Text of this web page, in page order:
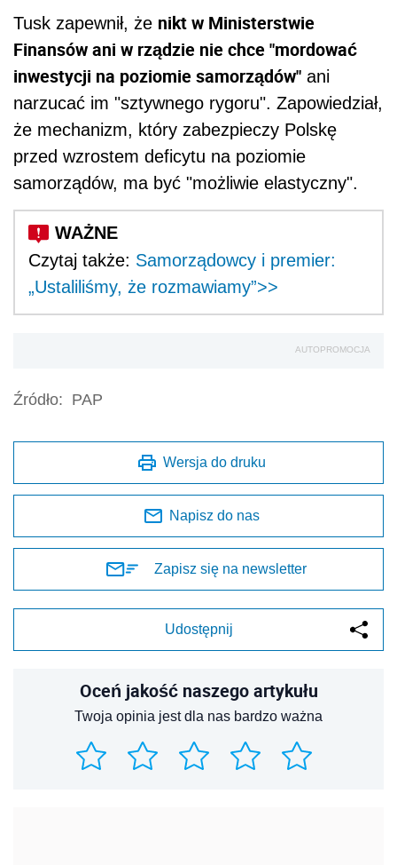
Tusk zapewnił, że nikt w Ministerstwie
Finansów ani w rządzie nie chce "mordować
inwestycji na poziomie samorządów" ani
narzucać im "sztywnego rygoru". Zapowiedział,
że mechanizm, który zabezpieczy Polskę
przed wzrostem deficytu na poziomie
samorządów, ma być "możliwie elastyczny".
Czytaj także: Samorządowcy i premier:
„Ustaliliśmy, że rozmawiamy”>>
AUTOPROMOCJA
Źródło: PAP
Wersja do druku
Napisz do nas
Zapisz się na newsletter
Udostępnij
Oceń jakość naszego artykułu
Twoja opinia jest dla nas bardzo ważna